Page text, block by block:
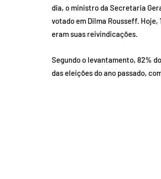
dia, o ministro da Secretaria
votado em Dilma Rousseff.
eram suas reivindicações.
Segundo o levantamento, 82%
das eleições do ano passado,